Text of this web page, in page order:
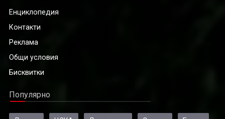
Енциклопедия
Контакти
Реклама
Общи условия
Бисквитки
Популярно